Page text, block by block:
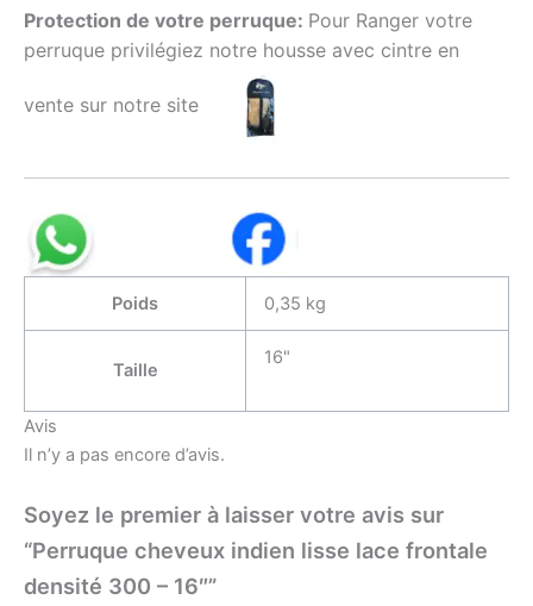
Protection de votre perruque: Pour Ranger votre
perruque privilégiez notre housse avec cintre en
vente sur notre site
Poids 0,35 kg
Taille
16"
Avis
Il n’y a pas encore d’avis.
Soyez le premier à laisser votre avis sur
“Perruque cheveux indien lisse lace frontale
densité 300 – 16″”